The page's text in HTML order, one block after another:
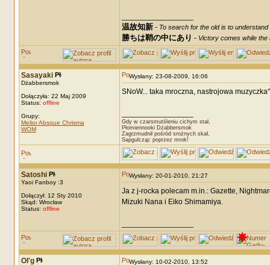
温故知新- To search for the old is to understand
勝ちは鞘の中にあり - Victory comes while
Sasayaki
Dżabbersmok
Dołączyła: 22 Maj 2009
Status: offline
Grupy:
Melior Absque Chrisma
WOM
Wysłany: 23-08-2009, 16:06
SNoW... taka mroczna, nastrojowa
Gdy w czarsmutśleniu cichym stał,
Płomiennooki Dżabbersmok
Zagrzmudnił pośród srożnych skał,
Sapgulcząc poprzez mrok!
Satoshi
Yaoi Fanboy :3
Dołączył: 12 Sty 2010
Skąd: Wrocław
Status: offline
Wysłany: 20-01-2010, 21:27
Ja z j-rocka polecam m.in.: Gazette,
Mizuki Nana i Eiko Shimamiya.
Ol'g Wysłany: 10-02-2010, 13:52